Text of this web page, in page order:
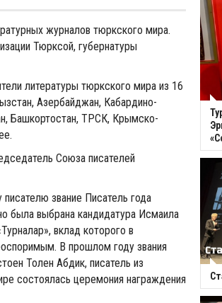
журналов тюркского мира.
Тюрксой, губернатуры
литературы тюркского мира из 16
Азербайджан, Кабардино-
Башкортостан, ТРСК, Крымско-
Союза писателей
звание Писатель года
была выбрана кандидатура Исмаила
вклад которого в
В прошлом году звания
Толен Абдик, писатель из
состоялась церемония награждения